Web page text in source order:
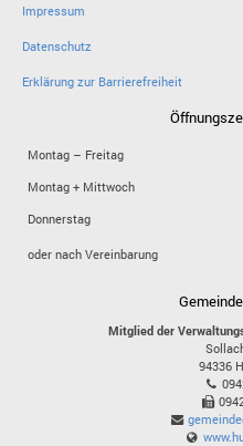
Impressum
Datenschutz
Erklärung zur Barrierefreiheit
Montag – Freitag
Montag + Mittwoch
Donnerstag
oder nach Vereinbarung
Mitglied der
94336